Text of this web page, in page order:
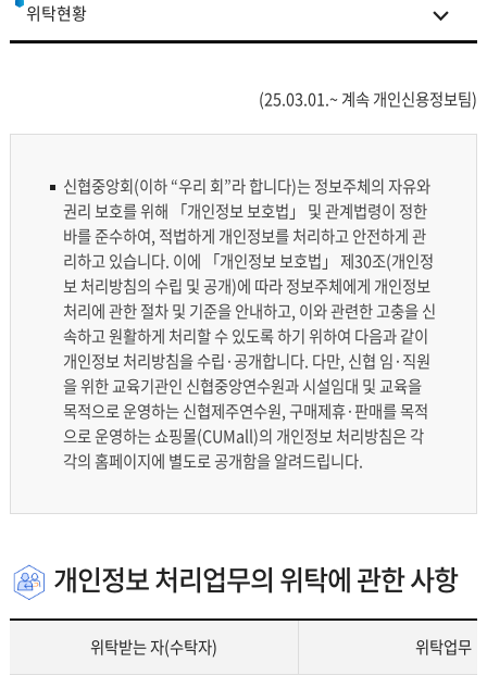
위탁현황
재위탁 현황
영상정보처리기기 운영 및 관리방법
개인위치정보 처리방침
신협 위치기반서비스 이용약관
(25.03.01.~ 계속 개인신용정보팀)
신협중앙회(이하 “우리 회”라 합니다)는 정보주체의 자유와
권리 보호를 위해 「개인정보 보호법」 및 관계법령이 정한
바를 준수하여, 적법하게 개인정보를 처리하고 안전하게 관
리하고 있습니다. 이에 「개인정보 보호법」 제30조(개인정
보 처리방침의 수립 및 공개)에 따라 정보주체에게 개인정보
처리에 관한 절차 및 기준을 안내하고, 이와 관련한 고충을 신
속하고 원활하게 처리할 수 있도록 하기 위하여 다음과 같이
개인정보 처리방침을 수립·공개합니다. 다만, 신협 임·직원
을 위한 교육기관인 신협중앙연수원과 시설임대 및 교육을
목적으로 운영하는 신협제주연수원, 구매제휴·판매를 목적
으로 운영하는 쇼핑몰(CUMall)의 개인정보 처리방침은 각
각의 홈페이지에 별도로 공개함을 알려드립니다.
개인정보 처리업무의 위탁에 관한 사항
위탁받는 자(수탁자) 위탁업무